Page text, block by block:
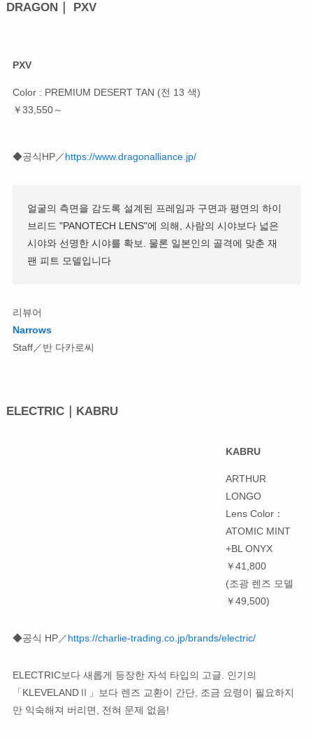
DRAGON｜ PXV
PXV
Color : PREMIUM DESERT TAN (전 13 색)
￥33,550～
◆공식HP／https://www.dragonalliance.jp/
얼굴의 측면을 감도록 설계된 프레임과 구면과 평면의 하이
브리드 "PANOTECH LENS"에 의해, 사람의 시야보다 넓은
시야와 선명한 시야를 확보. 물론 일본인의 골격에 맞춘 재
팬 피트 모델입니다
리뷰어
Narrows
Staff／반 다카로씨
ELECTRIC｜KABRU
KABRU
ARTHUR
LONGO
Lens Color：
ATOMIC MINT
+BL ONYX
￥41,800
(조광 렌즈 모델
￥49,500)
◆공식 HP／https://charlie-trading.co.jp/brands/electric/
ELECTRIC보다 새롭게 등장한 자석 타입의 고글. 인기의
「KLEVELANDⅡ」보다 렌즈 교환이 간단, 조금 요령이 필요하지
만 익숙해져 버리면, 전혀 문제 없음!